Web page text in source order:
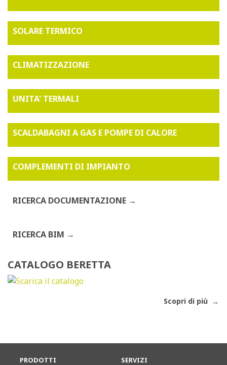
SOLARE TERMICO
CLIMATIZZAZIONE
UNITA' TERMALI
SCALDABAGNI A GAS E POMPE DI CALORE
COMPLEMENTI DI IMPIANTO
RICERCA DOCUMENTAZIONE
RICERCA BIM
CATALOGO BERETTA
Scopri di più
PRODOTTI SERVIZI